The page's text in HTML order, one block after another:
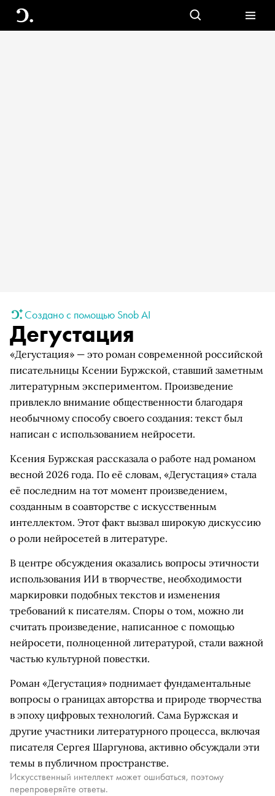
Создано с помощью Snob AI
Дегустация
«Дегустация» — это роман современной российской
писательницы Ксении Буржской, ставший заметным
литературным экспериментом. Произведение
привлекло внимание общественности благодаря
необычному способу своего создания: текст был
написан с использованием нейросети.
Ксения Буржская рассказала о работе над романом
весной 2026 года. По её словам, «Дегустация» стала
её последним на тот момент произведением,
созданным в соавторстве с искусственным
интеллектом. Этот факт вызвал широкую дискуссию
о роли нейросетей в литературе.
В центре обсуждения оказались вопросы этичности
использования ИИ в творчестве, необходимости
маркировки подобных текстов и изменения
требований к писателям. Споры о том, можно ли
считать произведение, написанное с помощью
нейросети, полноценной литературой, стали важной
частью культурной повестки.
Роман «Дегустация» поднимает фундаментальные
вопросы о границах авторства и природе творчества
в эпоху цифровых технологий. Сама Буржская и
другие участники литературного процесса, включая
писателя Сергея Шаргунова, активно обсуждали эти
темы в публичном пространстве.
Искусственный интеллект может ошибаться, поэтому
перепроверяйте ответы.